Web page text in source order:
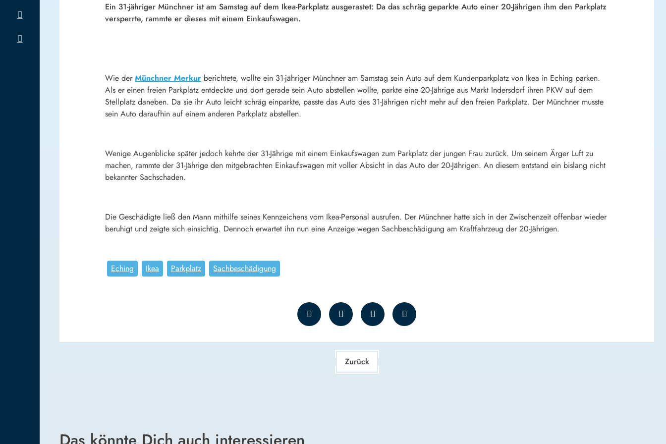
Ein 31-jähriger Münchner ist am Samstag auf dem Ikea-Parkplatz ausgerastet: Da das schräg geparkte Auto einer 20-Jährigen ihm den Parkplatz
versperrte, rammte er dieses mit einem Einkaufswagen.
Wie der Münchner Merkur berichtete, wollte ein 31-jähriger Münchner am Samstag sein Auto auf dem Kundenparkplatz von Ikea in Eching parken.
Als er einen freien Parkplatz entdeckte und dort gerade sein Auto abstellen wollte, parkte eine 20-Jährige aus Markt Indersdorf ihren PKW auf dem
Stellplatz daneben. Da sie ihr Auto leicht schräg einparkte, passte das Auto des 31-Jährigen nicht mehr auf den freien Parkplatz. Der Münchner musste
sein Auto daraufhin auf einem anderen Parkplatz abstellen.
Wenige Augenblicke später jedoch kehrte der 31-Jährige mit einem Einkaufswagen zum Parkplatz der jungen Frau zurück. Um seinem Ärger Luft zu
machen, rammte der 31-Jährige den mitgebrachten Einkaufswagen mit voller Absicht in das Auto der 20-Jährigen. An diesem entstand ein bislang nicht
bekannter Sachschaden.
Die Geschädigte ließ den Mann mithilfe seines Kennzeichens vom Ikea-Personal ausrufen. Der Münchner hatte sich in der Zwischenzeit offenbar wieder
beruhigt und zeigte sich einsichtig. Dennoch erwartet ihn nun eine Anzeige wegen Sachbeschädigung am Kraftfahrzeug der 20-Jährigen.
Eching Ikea Parkplatz Sachbeschädigung
Zurück